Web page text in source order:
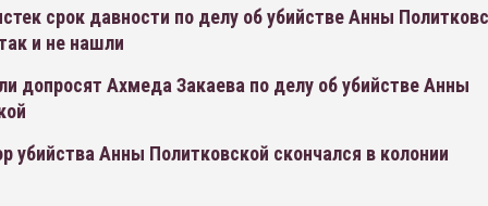
срок давности по делу об убийстве Анны
и не нашли
допросят Ахмеда Закаева по делу об убийстве Анны
убийства Анны Политковской скончался в колонии